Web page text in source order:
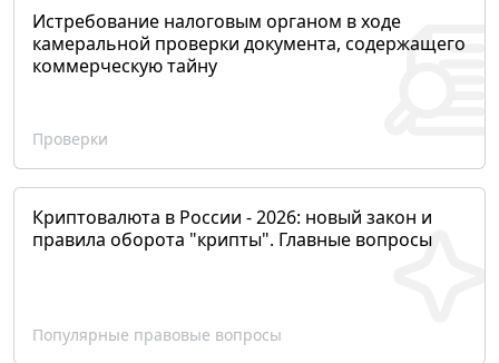
Истребование налоговым органом в ходе
камеральной проверки документа, содержащего
коммерческую тайну
Проверки
Криптовалюта в России - 2026: новый закон и
правила оборота "крипты". Главные вопросы
Популярные правовые вопросы